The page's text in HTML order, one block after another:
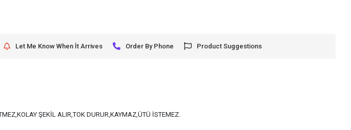
Let Me Know When İt Arrives Order By Phone Product Suggestions
ŞEKİL ALIR,TOK DURUR,KAYMAZ,ÜTÜ İSTEMEZ.